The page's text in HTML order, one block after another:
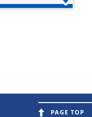
PAGE TOP